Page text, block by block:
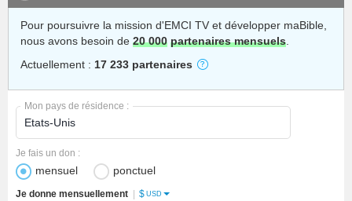
Pour poursuivre la mission d'EMCI TV et développer maBible,
nous avons besoin de 20 000 partenaires mensuels.
Actuellement : 17 233 partenaires
Mon pays de résidence :
mensuel ponctuel
Je fais un don :
Je donne mensuellement $ USD